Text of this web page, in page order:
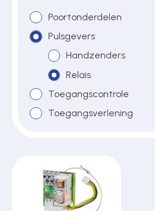
Toegangsverlening
Voedingen
Over ons
Poortonderdelen
Pulsgevers
Handzenders
Relais
Toegangscontrole
Toegangsverlening